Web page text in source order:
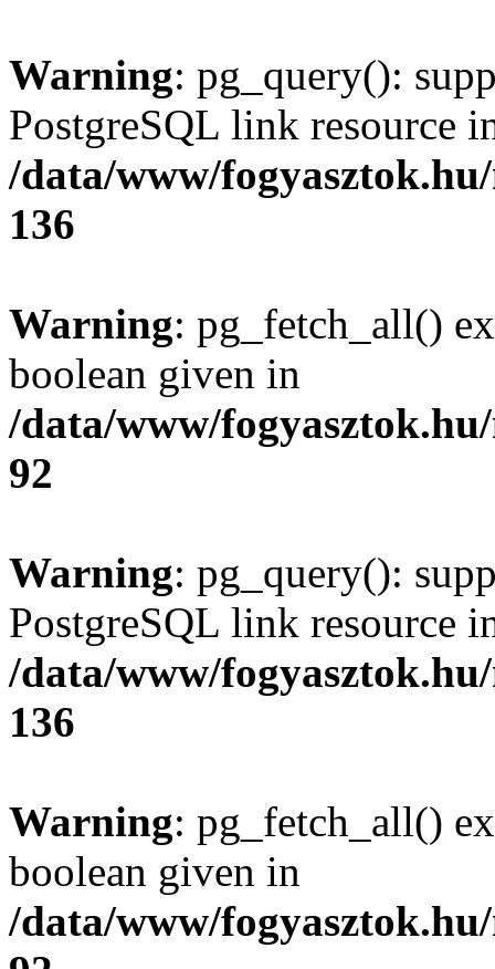
Warning: pg_query():
PostgreSQL link resource
/data/www/
136
Warning: pg_fetch_all()
boolean given in
/data/www/
92
Warning: pg_query():
PostgreSQL link resource
/data/www/
136
Warning: pg_fetch_all()
boolean given in
/data/www/